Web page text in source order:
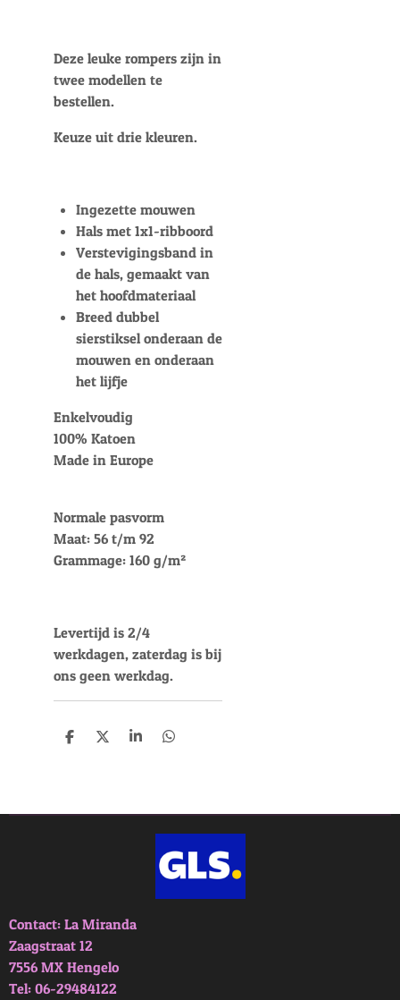
Deze leuke rompers zijn in
twee modellen te
bestellen.
Keuze uit drie kleuren.
Ingezette mouwen
Hals met 1x1-ribboord
Verstevigingsband in
de hals, gemaakt van
het hoofdmateriaal
Breed dubbel
sierstiksel onderaan de
mouwen en onderaan
het lijfje
Enkelvoudig
100% Katoen
Made in Europe
Normale pasvorm
Maat: 56 t/m 92
Grammage: 160 g/m²
Levertijd is 2/4
werkdagen, zaterdag is bij
ons geen werkdag.
D
D
S
D
Contact: La Miranda
Zaagstraat 12
7556 MX Hengelo
Tel: 06-29484122